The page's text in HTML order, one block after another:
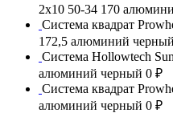
2x10 50-34 170
Система квадрат
172,5 алюминий черный
Система Hollowtech
алюминий черный 0 ₽
Система квадрат
алюминий черный 0 ₽